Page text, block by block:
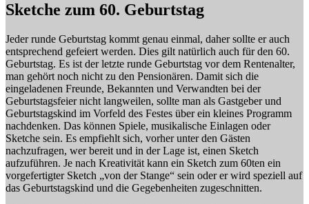
Sketche zum 60. Geburtstag
Jeder runde Geburtstag kommt genau einmal, daher sollte er auch
entsprechend gefeiert werden. Dies gilt natürlich auch für den 60.
Geburtstag. Es ist der letzte runde Geburtstag vor dem Rentenalter,
man gehört noch nicht zu den Pensionären. Damit sich die
eingeladenen Freunde, Bekannten und Verwandten bei der
Geburtstagsfeier nicht langweilen, sollte man als Gastgeber und
Geburtstagskind im Vorfeld des Festes über ein kleines Programm
nachdenken. Das können Spiele, musikalische Einlagen oder
Sketche sein. Es empfiehlt sich, vorher unter den Gästen
nachzufragen, wer bereit und in der Lage ist, einen Sketch
aufzuführen. Je nach Kreativität kann ein Sketch zum 60ten ein
vorgefertigter Sketch „von der Stange“ sein oder er wird speziell auf
das Geburtstagskind und die Gegebenheiten zugeschnitten.